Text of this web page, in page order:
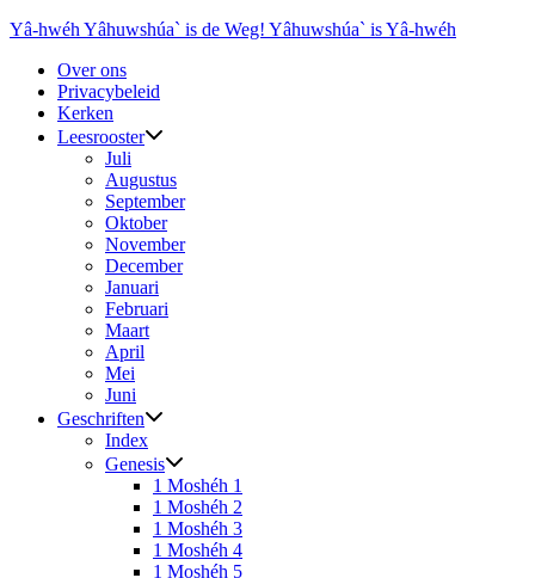
Ga
inhoud
Yâ-hwéh Yâhuwshúa` is de Weg! Yâhuwshúa` is Yâ-hwéh
Over ons
Privacybeleid
Kerken
Leesrooster
Juli
Augustus
September
Oktober
November
December
Januari
Februari
Maart
April
Mei
Juni
Geschriften
Index
Genesis
1 Moshéh 1
1 Moshéh 2
1 Moshéh 3
1 Moshéh 4
1 Moshéh 5